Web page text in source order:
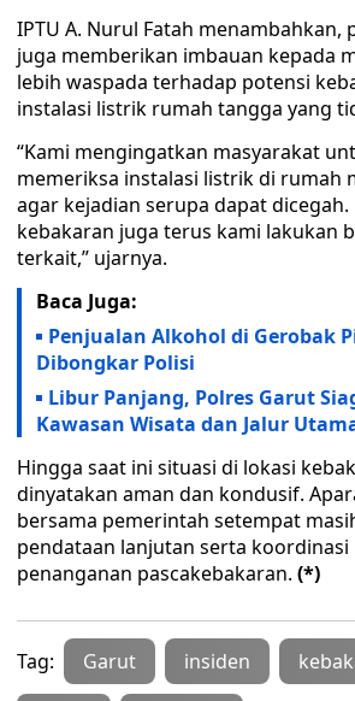
IPTU A. Nurul Fatah menambahkan,
juga memberikan imbauan kepada
lebih waspada terhadap potensi
instalasi listrik rumah tangga yang
“Kami mengingatkan masyarakat
memeriksa instalasi listrik di rumah
agar kejadian serupa dapat
kebakaran juga terus kami lakukan
terkait,” ujarnya.
Baca Juga:
Penjualan Alkohol di Gerobak
Dibongkar Polisi
Libur Panjang, Polres Garut
Kawasan Wisata dan Jalur
Hingga saat ini situasi di lokasi
dinyatakan aman dan kondusif.
bersama pemerintah setempat
pendataan lanjutan serta
penanganan pascakebakaran. (*)
Tag: Garut insiden